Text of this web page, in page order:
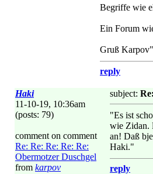
Begriffe wie
Ein Forum
Gruß Karpov"
reply
Haki
11-10-19, 10:36am
(posts: 79)
comment on comment
Re: Re: Re: Re: Re:
Obermotzer Duschgel
from karpov
subject:
"Es ist
wie Zidan.
an! Daß
Haki."
reply